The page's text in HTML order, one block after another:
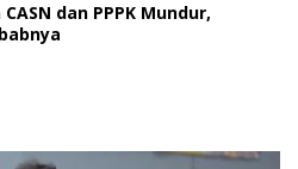
dan PPPK Mundur,